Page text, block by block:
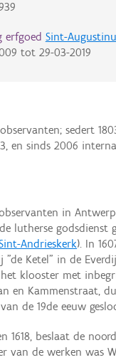
erfgoed Sint-
tot 29-03-2019
sedert
en sinds 2006
in
lutherse godsdienst
Andrieskerk). In
Ketel" in de
klooster met
en Kammenstraat,
de 19de eeuw
1618, beslaat de
van de werken was